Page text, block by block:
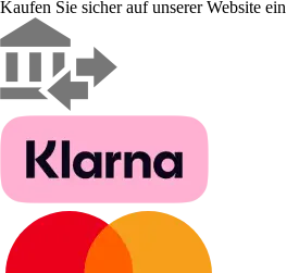
Kaufen Sie sicher auf unserer Website ein